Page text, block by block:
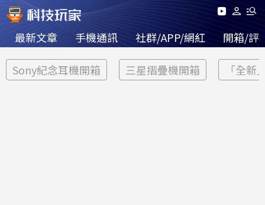
最新文章 手機通訊 社群/APP/網紅 開箱/評
Sony紀念耳機開箱 三星摺疊機開箱 「全新